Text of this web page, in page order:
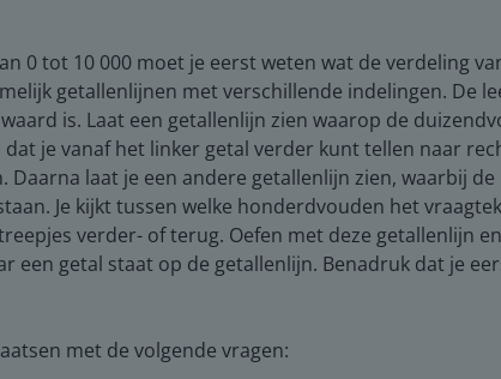
0 tot 10 000 moet je eerst weten wat de verdeling
getallenlijnen met verschillende indelingen. De
is. Laat een getallenlijn zien waarop de
je vanaf het linker getal verder kunt tellen naar
laat je een andere getallenlijn zien, waarbij de
Je kijkt tussen welke honderdvouden het
verder- of terug. Oefen met deze getallenlijn en
een getal staat op de getallenlijn. Benadruk dat je
met de volgende vragen: